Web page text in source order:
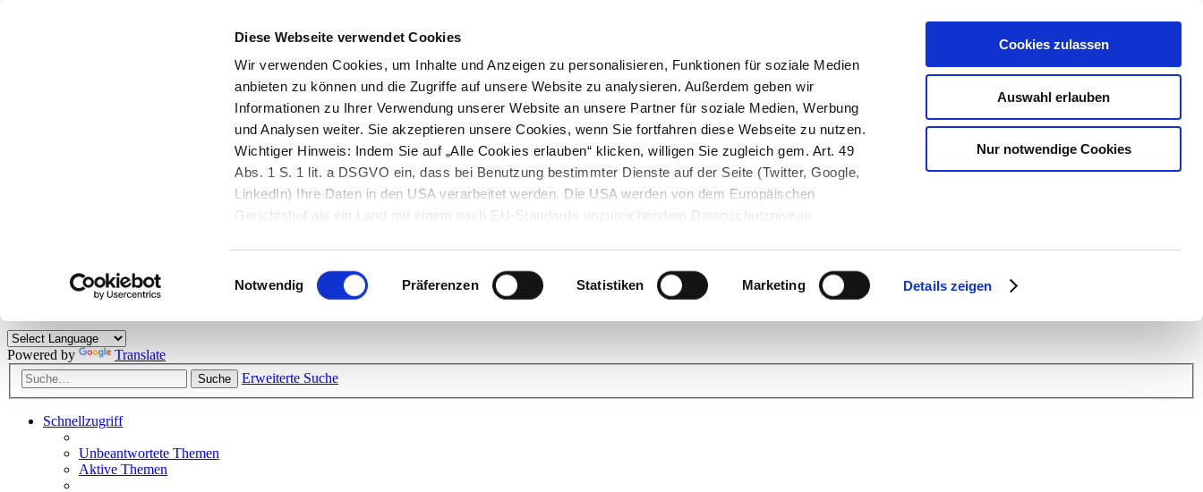
Diese Webseite verwendet Cookies
Wir verwenden Cookies, um Inhalte und Anzeigen zu personalisieren, Funktionen für soziale Medien
anbieten zu können und die Zugriffe auf unsere Website zu analysieren. Außerdem geben wir
Informationen zu Ihrer Verwendung unserer Website an unsere Partner für soziale Medien, Werbung
und Analysen weiter. Sie akzeptieren unsere Cookies, wenn Sie fortfahren diese Webseite zu nutzen.
Wichtiger Hinweis: Indem Sie auf „Alle Cookies erlauben“ klicken, willigen Sie zugleich gem. Art. 49
Abs. 1 S. 1 lit. a DSGVO ein, dass bei Benutzung bestimmter Dienste auf der Seite (Twitter, Google,
LinkedIn) Ihre Daten in den USA verarbeitet werden. Die USA werden von dem Europäischen
Gerichtshof als ein Land mit einem nach EU-Standards unzureichendem Datenschutzniveau
Einwilligungsauswahl
Notwendig Präferenzen Statistiken Marketing Details zeigen
Cookies zulassen
Auswahl erlauben
Nur notwendige Cookies
Herzlich willkommen!
Kunden viele nützliche Hilfestellungen und interessante Tipps und Tricks. Stellen Sie Ihre Fragen und helfen Sie mit Ihrem Wissen anderen weiter.
Powered by Translate
Suche Erweiterte Suche
Schnellzugriff
Unbeantwortete Themen
Aktive Themen